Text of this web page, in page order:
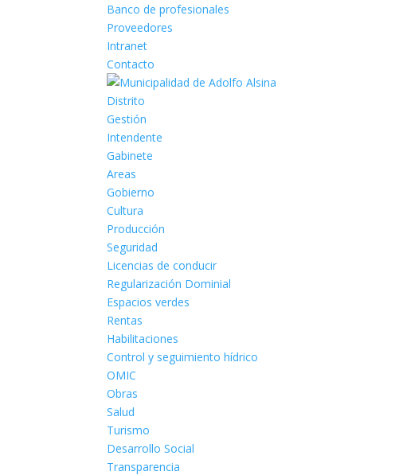
Banco de profesionales
Proveedores
Intranet
Contacto
Distrito
Gestión
Intendente
Gabinete
Areas
Gobierno
Cultura
Producción
Seguridad
Licencias de conducir
Regularización Dominial
Espacios verdes
Rentas
Habilitaciones
Control y seguimiento hídrico
OMIC
Obras
Salud
Turismo
Desarrollo Social
Transparencia